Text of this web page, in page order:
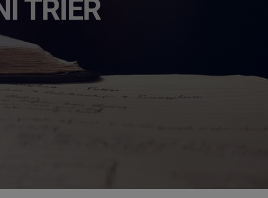
TRIER